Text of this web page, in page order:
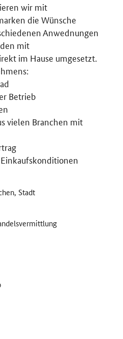
wir mit
die Wünsche
Anwednungen
mit
im Hause umgesetzt.
Betrieb
vielen Branchen mit
Stadt